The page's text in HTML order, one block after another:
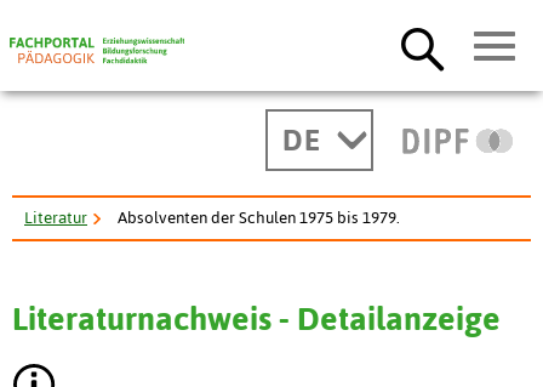
DE
Literatur Absolventen der Schulen 1975 bis 1979.
Literaturnachweis - Detailanzeige